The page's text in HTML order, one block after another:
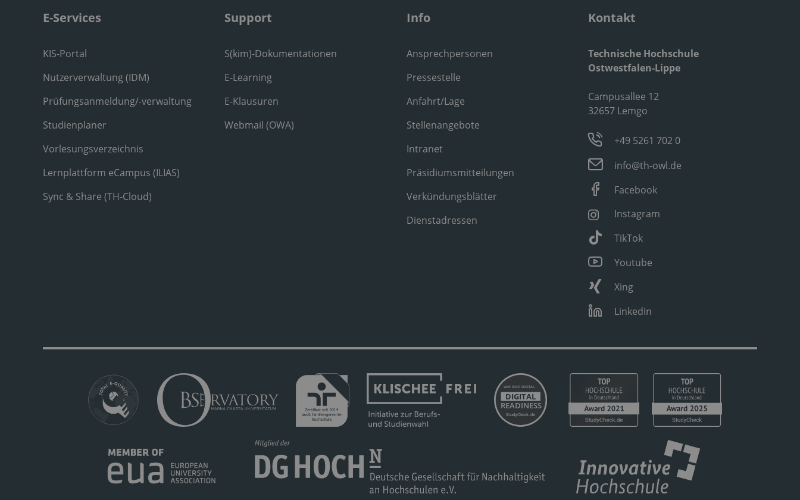
E-Services
KIS-Portal
Nutzerverwaltung (IDM)
Prüfungsanmeldung/-verwaltung
Studienplaner
Vorlesungsverzeichnis
Lernplattform eCampus (ILIAS)
Sync & Share (TH-Cloud)
Support
S(kim)-Dokumentationen
E-Learning
E-Klausuren
Webmail (OWA)
Info
Ansprechpersonen
Pressestelle
Anfahrt/Lage
Stellenangebote
Intranet
Präsidiumsmitteilungen
Verkündungsblätter
Dienstadressen
Kontakt
Technische Hochschule
Ostwestfalen-Lippe
Campusallee 12
32657 Lemgo
+49 5261 702 0
info@th-owl.de
Facebook
Instagram
TikTok
Youtube
Xing
LinkedIn